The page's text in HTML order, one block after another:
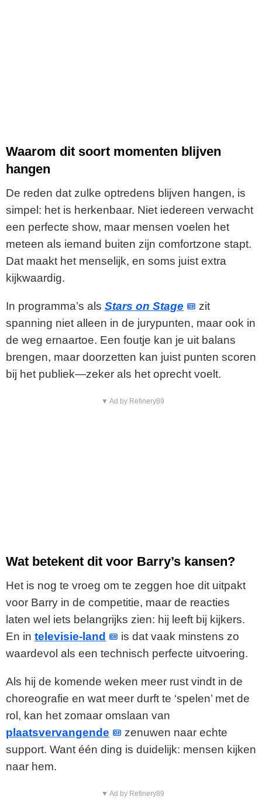
Waarom dit soort momenten blijven
hangen
De reden dat zulke optredens blijven hangen, is
simpel: het is herkenbaar. Niet iedereen verwacht
een perfecte show, maar mensen voelen het
meteen als iemand buiten zijn comfortzone stapt.
Dat maakt het menselijk, en soms juist extra
kijkwaardig.
In programma’s als Stars on Stage
zit
spanning niet alleen in de jurypunten, maar ook in
de weg ernaartoe. Een foutje kan je uit balans
brengen, maar doorzetten kan juist punten scoren
bij het publiek—zeker als het oprecht voelt.
▼ Ad by Refinery89
Wat betekent dit voor Barry’s kansen?
Het is nog te vroeg om te zeggen hoe dit uitpakt
voor Barry in de competitie, maar de reacties
laten wel iets belangrijks zien: hij leeft bij kijkers.
En in televisie-land
is dat vaak minstens zo
waardevol als een technisch perfecte uitvoering.
Als hij de komende weken meer rust vindt in de
choreografie en wat meer durft te ‘spelen’ met de
rol, kan het zomaar omslaan van
plaatsvervangende
zenuwen naar echte
support. Want één ding is duidelijk: mensen kijken
naar hem.
▼ Ad by Refinery89